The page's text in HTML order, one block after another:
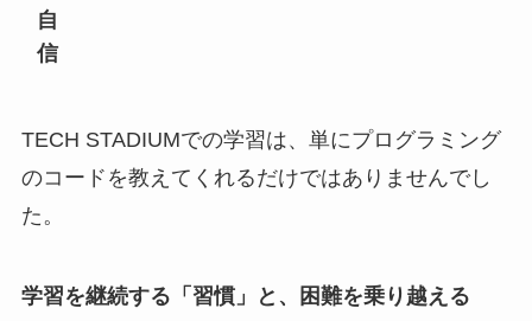
自
信
TECH STADIUMでの学習は、単にプログラミング
のコードを教えてくれるだけではありませんでし
た。
学習を継続する「習慣」と、困難を乗り越える